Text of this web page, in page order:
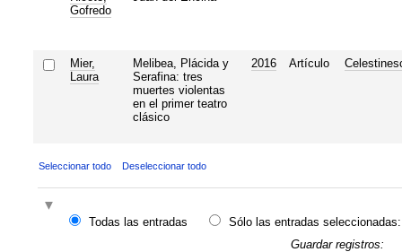
Gofredo
Mier,
Laura
Melibea, Plácida y
Serafina: tres
muertes violentas
en el primer teatro
clásico
2016 Artículo
Seleccionar todo Deseleccionar todo
Todas las entradas
Sólo las entradas seleccionadas:
Guardar registros: